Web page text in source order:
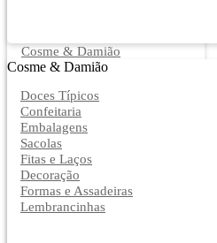
Cosme & Damião
Cosme & Damião
Doces Típicos
Confeitaria
Embalagens
Sacolas
Fitas e Laços
Decoração
Formas e Assadeiras
Lembrancinhas